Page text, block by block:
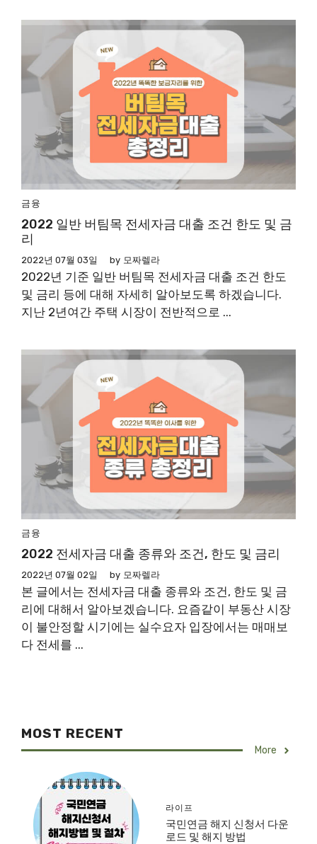
금융
2022 일반 버팀목 전세자금 대출 조건 한도 및 금
리
2022년 07월 03일 by 모짜렐라
2022년 기준 일반 버팀목 전세자금 대출 조건 한도
및 금리 등에 대해 자세히 알아보도록 하겠습니다.
지난 2년여간 주택 시장이 전반적으로 ...
금융
2022 전세자금 대출 종류와 조건, 한도 및 금리
2022년 07월 02일 by 모짜렐라
본 글에서는 전세자금 대출 종류와 조건, 한도 및 금
리에 대해서 알아보겠습니다. 요즘같이 부동산 시장
이 불안정할 시기에는 실수요자 입장에서는 매매보
다 전세를 ...
MOST RECENT
More
라이프
국민연금 해지 신청서 다운
로드 및 해지 방법